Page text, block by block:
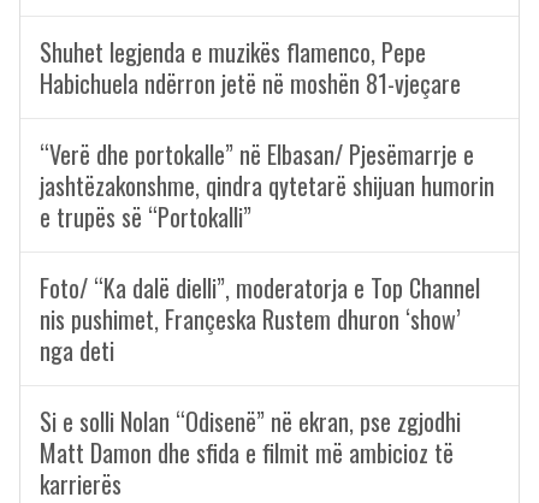
Shuhet legjenda e muzikës flamenco, Pepe
Habichuela ndërron jetë në moshën 81-vjeçare
“Verë dhe portokalle” në Elbasan/ Pjesëmarrje e
jashtëzakonshme, qindra qytetarë shijuan humorin
e trupës së “Portokalli”
Foto/ “Ka dalë dielli”, moderatorja e Top Channel
nis pushimet, Françeska Rustem dhuron ‘show’
nga deti
Si e solli Nolan “Odisenë” në ekran, pse zgjodhi
Matt Damon dhe sfida e filmit më ambicioz të
karrierës